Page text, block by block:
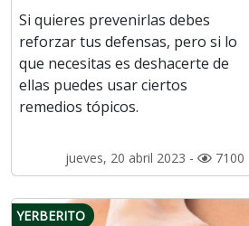
Si quieres prevenirlas debes
reforzar tus defensas, pero si lo
que necesitas es deshacerte de
ellas puedes usar ciertos
remedios tópicos.
jueves, 20 abril 2023 - 7100
YERBERITO